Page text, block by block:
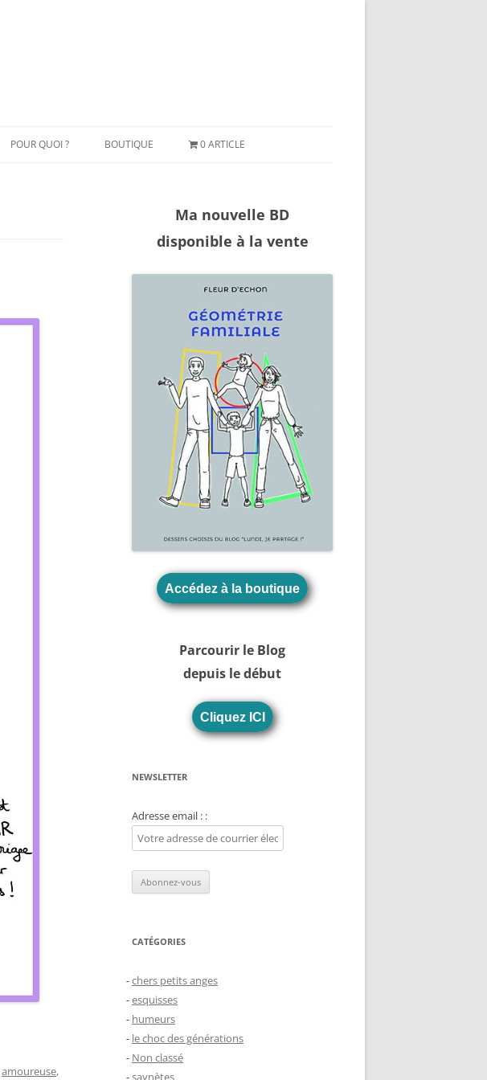
POUR QUOI ? BOUTIQUE 0 ARTICLE
amoureuse,
Ma nouvelle BD
disponible à la vente
Accédez à la boutique
Parcourir le Blog
depuis le début
Cliquez ICI
NEWSLETTER
Adresse email : :
CATÉGORIES
chers petits anges
esquisses
humeurs
le choc des générations
Non classé
saynètes